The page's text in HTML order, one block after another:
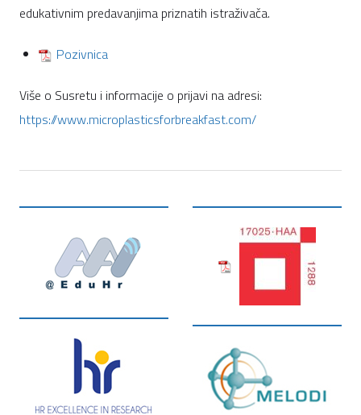
edukativnim predavanjima priznatih istraživača.
Pozivnica
Više o Susretu i informacije o prijavi na adresi:
https://www.microplasticsforbreakfast.com/